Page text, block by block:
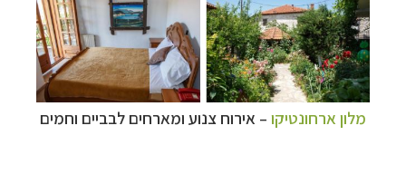
מלון ארחונטיקו – אירוח צנוע ומארחים לבביים וחמים